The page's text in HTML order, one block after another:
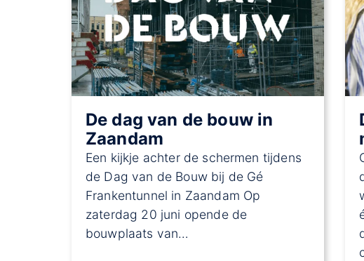
De dag van de bouw in
Zaandam
Een kijkje achter de schermen tijdens
de Dag van de Bouw bij de Gé
Frankentunnel in Zaandam Op
zaterdag 20 juni opende de
bouwplaats van…